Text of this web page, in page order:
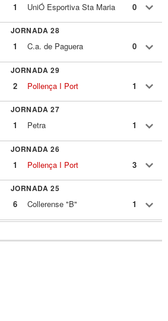
1 UniÓ Esportiva Sta Maria 0
JORNADA 28
1 C.a. de Paguera 0
JORNADA 29
2 Pollença I Port 1
JORNADA 27
1 Petra 1
JORNADA 26
1 Pollença I Port 3
JORNADA 25
6 Collerense "B" 1